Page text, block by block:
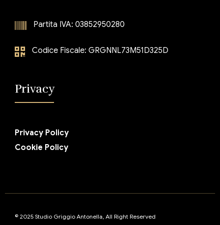
Partita IVA: 03852950280
Codice Fiscale: GRGNNL73M51D325D
Privacy
Privacy Policy
Cookie Policy
© 2025 Studio Griggio Antonella, All Right Reserved